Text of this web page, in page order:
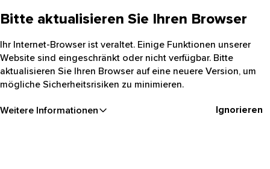
Bitte aktualisieren Sie Ihren Browser
Ihr Internet-Browser ist veraltet. Einige Funktionen unserer
Website sind eingeschränkt oder nicht verfügbar. Bitte
aktualisieren Sie Ihren Browser auf eine neuere Version, um
mögliche Sicherheitsrisiken zu minimieren.
Weitere Informationen Ignorieren